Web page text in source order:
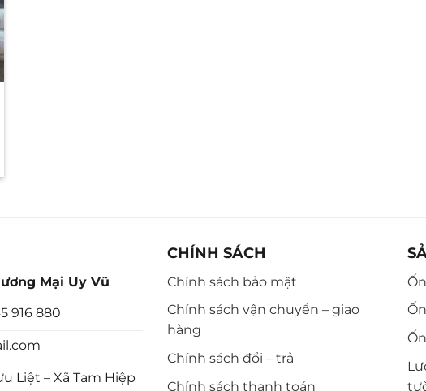
Mại Uy Vũ
916 880
Liệt – Xã Tam Hiệp
CHÍNH SÁCH
Chính sách bảo mật
Chính sách vận chuyển – giao
hàng
Chính sách đổi – trả
Chính sách thanh toán